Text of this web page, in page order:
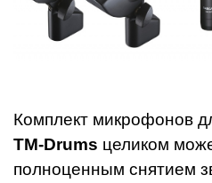
Комплект микрофонов
TM-Drums целиком
полноценным снятием